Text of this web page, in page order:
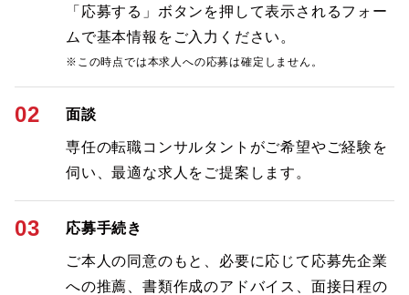
「応募する」ボタンを押して表示されるフォー
ムで基本情報をご入力ください。
※この時点では本求人への応募は確定しません。
02 面談
専任の転職コンサルタントがご希望やご経験を
伺い、最適な求人をご提案します。
03 応募手続き
ご本人の同意のもと、必要に応じて応募先企業
への推薦、書類作成のアドバイス、面接日程の